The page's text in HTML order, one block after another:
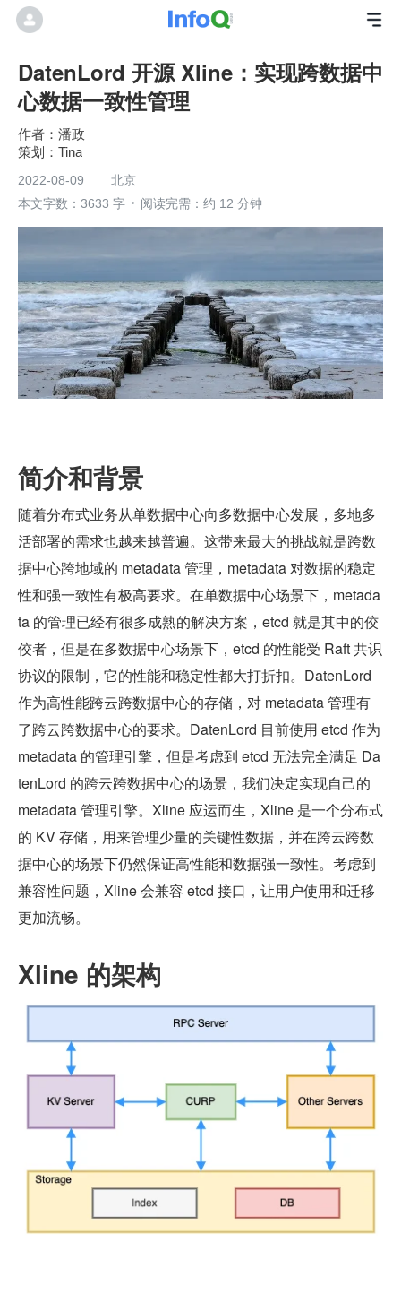
DatenLord 开源 Xline：实现跨数据中
心数据一致性管理
潘政
Tina
2022-08-09
北京
本文字数：3633 字
阅读完需：约 12 分钟
简介和背景
随着分布式业务从单数据中心向多数据中心发展，多地多
活部署的需求也越来越普遍。这带来最大的挑战就是跨数
据中心跨地域的 metadata 管理，metadata 对数据的稳定
性和强一致性有极高要求。在单数据中心场景下，metada
ta 的管理已经有很多成熟的解决方案，etcd 就是其中的佼
佼者，但是在多数据中心场景下，etcd 的性能受 Raft 共识
协议的限制，它的性能和稳定性都大打折扣。DatenLord
作为高性能跨云跨数据中心的存储，对 metadata 管理有
了跨云跨数据中心的要求。DatenLord 目前使用 etcd 作为
metadata 的管理引擎，但是考虑到 etcd 无法完全满足 Da
tenLord 的跨云跨数据中心的场景，我们决定实现自己的
metadata 管理引擎。Xline 应运而生，Xline 是一个分布式
的 KV 存储，用来管理少量的关键性数据，并在跨云跨数
据中心的场景下仍然保证高性能和数据强一致性。考虑到
兼容性问题，Xline 会兼容 etcd 接口，让用户使用和迁移
更加流畅。
Xline 的架构